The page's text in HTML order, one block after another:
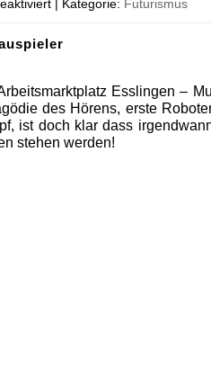
| Kategorie: Futurismus
Esslingen –
des Hörens, erste
ist doch klar dass
stehen werden!